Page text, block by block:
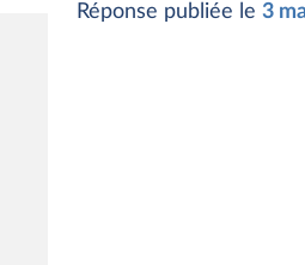
Réponse publiée le 3